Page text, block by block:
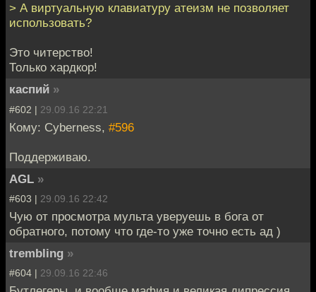
> А виртуальную клавиатуру атеизм не позволяет
использовать?
Это читерство!
Только хардкор!
каспий »
#602 | 29.09.16 22:21
Кому: Cyberness, #596
Поддерживаю.
AGL »
#603 | 29.09.16 22:42
Чую от просмотра мульта уверуешь в бога от
обратного, потому что где-то уже точно есть ад )
trembling »
#604 | 29.09.16 22:46